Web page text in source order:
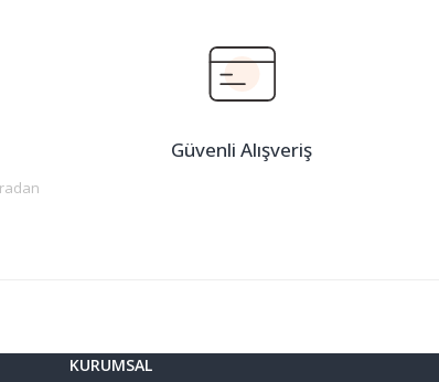
Güvenli Alışveriş
KURUMSAL